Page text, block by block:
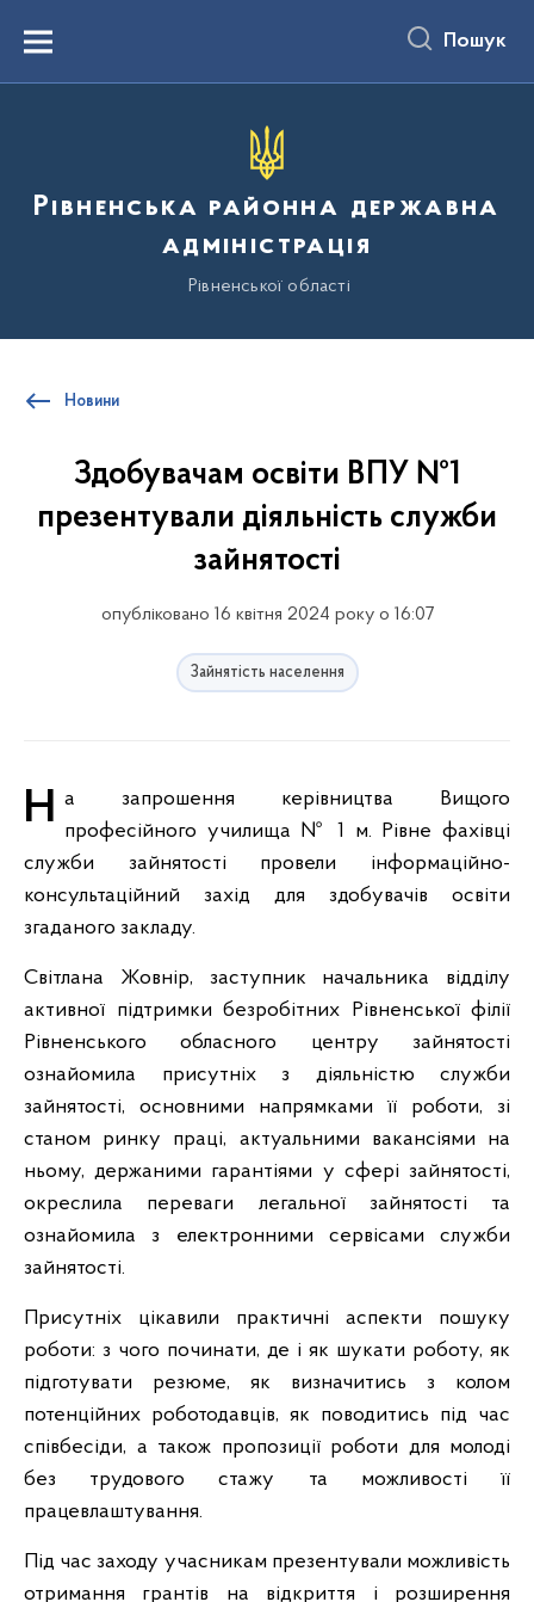
вмістуMenu Пошук
Рівненська районна державна
адміністрація
Рівненської області
Новини
Здобувачам освіти ВПУ №1
презентували діяльність служби
зайнятості
опубліковано 16 квітня 2024 року о 16:07
Зайнятість населення
На запрошення керівництва Вищого професійного училища № 1 м. Рівне фахівці
служби зайнятості провели інформаційно-
консультаційний захід для здобувачів освіти
згаданого закладу.
Світлана Жовнір, заступник начальника відділу
активної підтримки безробітних Рівненської філії
Рівненського обласного центру зайнятості
ознайомила присутніх з діяльністю служби
зайнятості, основними напрямками її роботи, зі
станом ринку праці, актуальними вакансіями на
ньому, держаними гарантіями у сфері зайнятості,
окреслила переваги легальної зайнятості та
ознайомила з електронними сервісами служби
зайнятості.
Присутніх цікавили практичні аспекти пошуку
роботи: з чого починати, де і як шукати роботу, як
підготувати резюме, як визначитись з колом
потенційних роботодавців, як поводитись під час
співбесіди, а також пропозиції роботи для молоді
без трудового стажу та можливості її
працевлаштування.
Під час заходу учасникам презентували можливість
отримання грантів на відкриття і розширення